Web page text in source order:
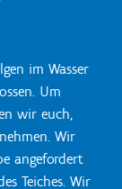
im Wasser
Um
wir euch,
Wir
angefordert
Teiches. Wir